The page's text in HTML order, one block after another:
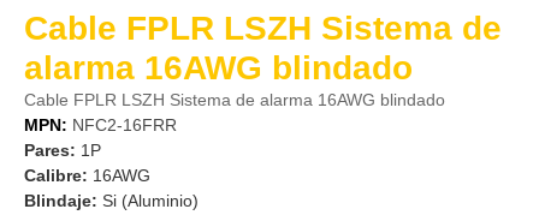
Cable FPLR LSZH Sistema de
alarma 16AWG blindado
Cable FPLR LSZH Sistema de alarma 16AWG blindado
MPN: NFC2-16FRR
Pares: 1P
Calibre: 16AWG
Blindaje: Si (Aluminio)